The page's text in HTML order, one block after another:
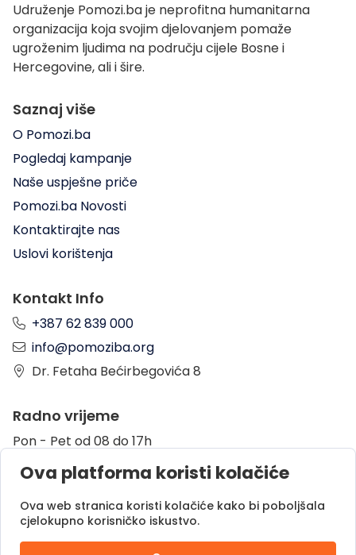
Udruženje Pomozi.ba je neprofitna humanitarna
organizacija koja svojim djelovanjem pomaže
ugroženim ljudima na području cijele Bosne i
Hercegovine, ali i šire.
Saznaj više
O Pomozi.ba
Pogledaj kampanje
Naše uspješne priče
Pomozi.ba Novosti
Kontaktirajte nas
Uslovi korištenja
Kontakt Info
+387 62 839 000
info@pomoziba.org
Dr. Fetaha Bećirbegovića 8
Radno vrijeme
Pon - Pet od 08 do 17h
Sub od 10 do 17h
Nedjelja - neradni dan
Donacije putem
Ova platforma koristi kolačiće
Ova web stranica koristi kolačiće kako bi poboljšala
cjelokupno korisničko iskustvo.